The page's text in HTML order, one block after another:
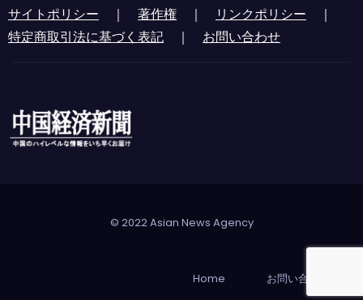
サイトポリシー ｜ 著作権 ｜ リンクポリシー ｜
特定商取引法に基づく表記 ｜ お問い合わせ
© 2022 Asian News Agency
Home お問い合わせ